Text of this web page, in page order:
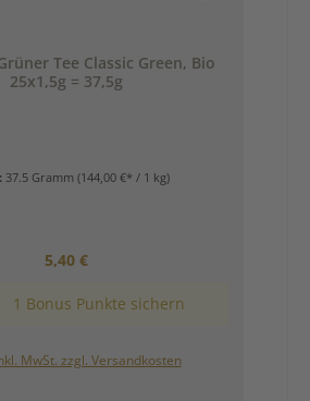
Tee Classic Green, Bio
25x1,5g = 37,5g
37.5 Gramm (144,00 €* / 1 kg)
Regulärer Preis:
5,40 €
1 Bonus Punkte sichern
MwSt. zzgl. Versandkosten